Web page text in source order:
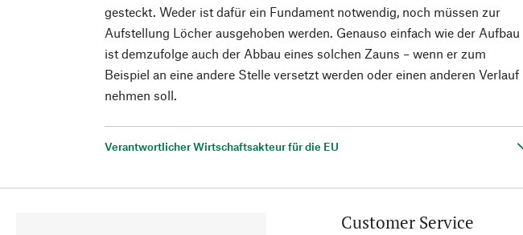
gesteckt. Weder ist dafür ein Fundament notwendig, noch müssen zur
Aufstellung Löcher ausgehoben werden. Genauso einfach wie der Aufbau
ist demzufolge auch der Abbau eines solchen Zauns – wenn er zum
Beispiel an eine andere Stelle versetzt werden oder einen anderen Verlauf
nehmen soll.
Verantwortlicher Wirtschaftsakteur für die EU
Customer Service